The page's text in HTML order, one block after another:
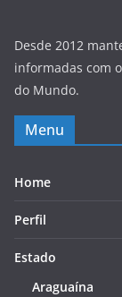
Desde 2012
informadas com
do Mundo.
Menu
Home
Perfil
Estado
Araguaína